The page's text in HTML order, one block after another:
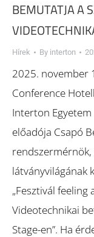
BEMUTATJA A
Hírek By interton
2025. november
Conference
Interton Egyetem
előadója Csapó
látványvilágának
„Fesztivál feeling
Videotechnikai
Stage-en”. Ha